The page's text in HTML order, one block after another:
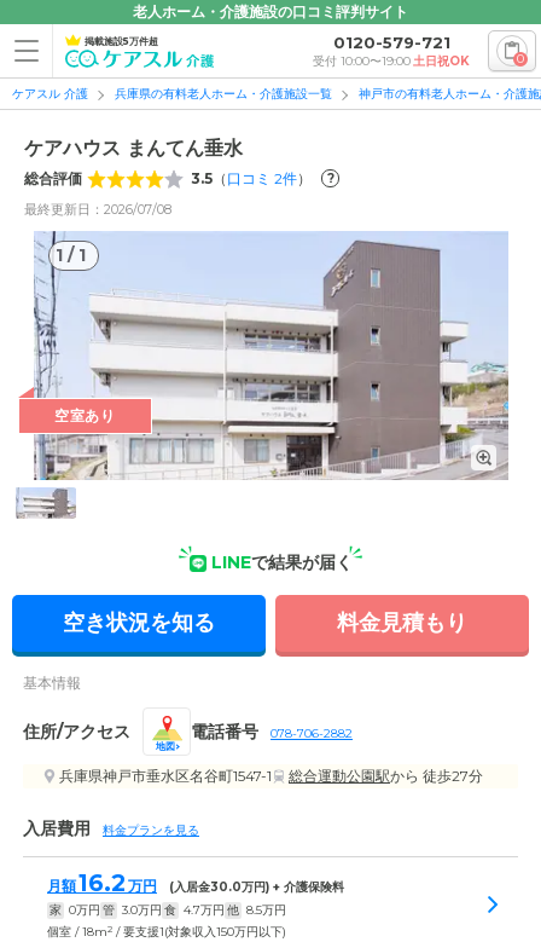
老人ホーム・介護施設の口コミ評判サイト
掲載施設5万件超 0120-579-721
受付 10:00〜19:00土日祝OK 0
ケアスル 介護 兵庫県の有料老人ホーム・介護施設一覧 神戸市の有料老人ホーム・介護
ケアハウス まんてん垂水
総合評価 3.5 （ 口コミ 2件） ?
最終更新日：2026/07/08
1 / 1
1/1
外観: ご入居者様にご自分らしい生活を送っていただけるよ
空室あり
LINEで結果が届く
空き状況を知る 料金見積もり
基本情報
住所/アクセス
地図
電話番号 078-706-2882
兵庫県神戸市垂水区名谷町1547-1 総合運動公園駅から 徒歩27分
入居費用 料金プランを見る
月額16.2 万円 (入居金30.0万円) + 介護保険料
家 0万円 管 3.0万円 食 4.7万円 他 8.5万円
個室 / 18m2 / 要支援1(対象収入150万円以下)